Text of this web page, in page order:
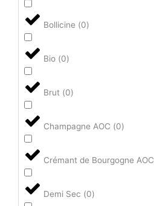
Bollicine (0)
Bio (0)
Brut (0)
Champagne AOC (0)
Crémant de Bourgogne AOC
Demi Sec (0)